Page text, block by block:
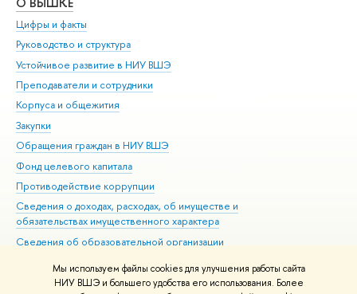
Мы используем файлы cookies для улучшения работы сайта
НИУ ВШЭ и большего удобства его использования. Более
Цифры и факты
Руководство и структура
Устойчивое развитие в НИУ ВШЭ
Преподаватели и сотрудники
Корпуса и общежития
Закупки
Обращения граждан в НИУ ВШЭ
Фонд целевого капитала
Противодействие коррупции
Сведения о доходах, расходах, об имуществе и
обязательствах имущественного характера
Сведения об образовательной организации
Людям с ограниченными возможностями здоровья
Единая платежная страница